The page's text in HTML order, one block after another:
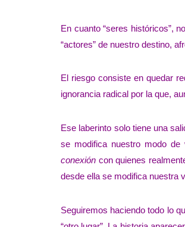
En cuanto “seres históricos”,
“actores” de nuestro destino,
El riesgo consiste en quedar
ignorancia radical por la que,
Ese laberinto solo tiene una
se modifica nuestro modo
conexión con quienes
desde ella se modifica nuestra
Seguiremos haciendo todo lo